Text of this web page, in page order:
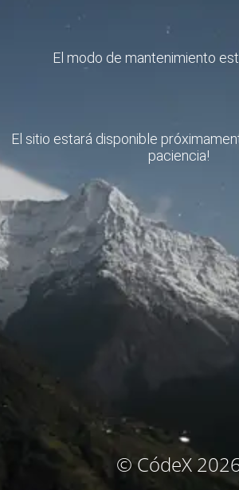
El modo de mantenimiento
El sitio estará disponible
paciencia!
© CódeX